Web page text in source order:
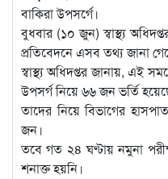
বাকিরা উপসর্গে।
বুধবার (১০ জুন) স্বাস্থ্য
প্রতিবেদনে এসব তথ্য জানা
স্বাস্থ্য অধিদপ্তর জানায়, এই
উপসর্গ নিয়ে ৬৬ জন ভর্তি
তাদের নিয়ে বিভাগের
জন।
তবে গত ২৪ ঘণ্টায় নমুনা
শনাক্ত হয়নি।